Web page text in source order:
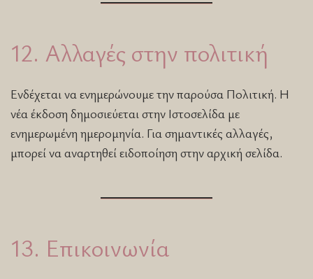
12. Αλλαγές στην πολιτική
Ενδέχεται να ενημερώνουμε την παρούσα Πολιτική. Η
νέα έκδοση δημοσιεύεται στην Ιστοσελίδα με
ενημερωμένη ημερομηνία. Για σημαντικές αλλαγές,
μπορεί να αναρτηθεί ειδοποίηση στην αρχική σελίδα.
13. Επικοινωνία